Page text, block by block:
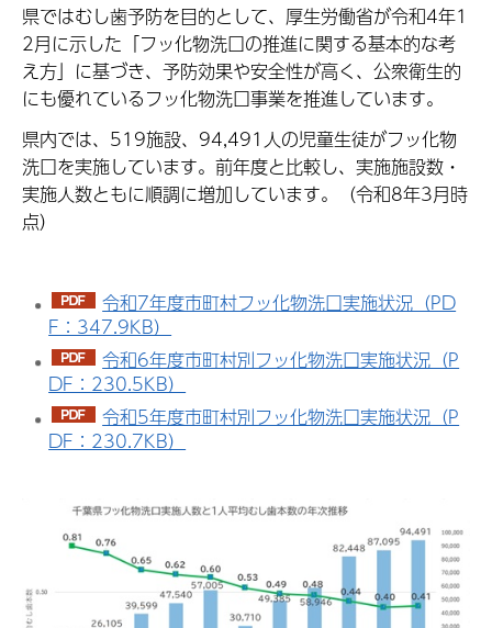
県ではむし歯予防を目的として、厚生労働省が令和4年1
2月に示した「フッ化物洗口の推進に関する基本的な考
え方」に基づき、予防効果や安全性が高く、公衆衛生的
にも優れているフッ化物洗口事業を推進しています。
県内では、519施設、94,491人の児童生徒がフッ化物
洗口を実施しています。前年度と比較し、実施施設数・
実施人数ともに順調に増加しています。（令和8年3月時
点）
令和7年度市町村フッ化物洗口実施状況（PD
F：347.9KB）
令和6年度市町村別フッ化物洗口実施状況（P
DF：230.5KB）
令和5年度市町村別フッ化物洗口実施状況（P
DF：230.7KB）